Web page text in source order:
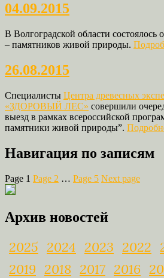
04.09.2015
В Волгоградской области состоялось
– памятников живой природы.
26.08.2015
Специалисты Центра древесных
«ЗДОРОВЫЙ ЛЕС» совершили
выезд в рамках всероссийской
памятники живой природы”.
Навигация по записям
Page 1 Page 2 … Page 5 Next page
Архив новостей
2025 2024 2023 2022
2019 2018 2017 2016